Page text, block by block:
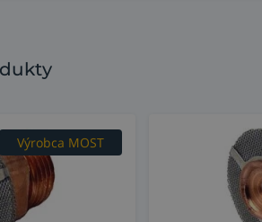
Výrobca MOST